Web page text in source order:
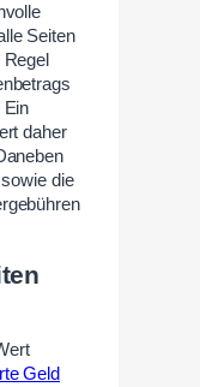
Seiten
Ein
daher
die
Geld